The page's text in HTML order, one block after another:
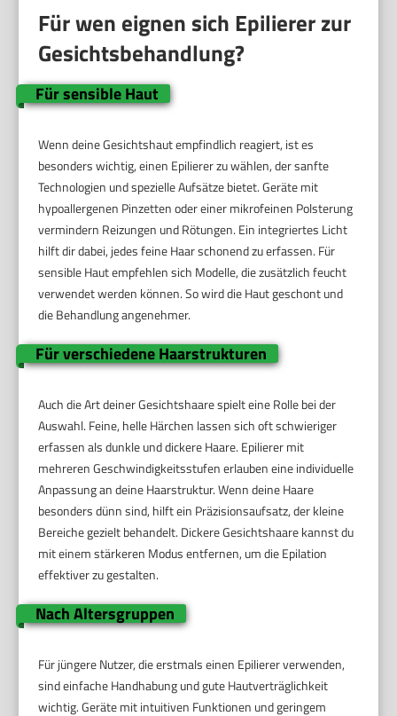
Für wen eignen sich Epilierer zur
Gesichtsbehandlung?
Für sensible Haut
Wenn deine Gesichtshaut empfindlich reagiert, ist es
besonders wichtig, einen Epilierer zu wählen, der sanfte
Technologien und spezielle Aufsätze bietet. Geräte mit
hypoallergenen Pinzetten oder einer mikrofeinen Polsterung
vermindern Reizungen und Rötungen. Ein integriertes Licht
hilft dir dabei, jedes feine Haar schonend zu erfassen. Für
sensible Haut empfehlen sich Modelle, die zusätzlich feucht
verwendet werden können. So wird die Haut geschont und
die Behandlung angenehmer.
Für verschiedene Haarstrukturen
Auch die Art deiner Gesichtshaare spielt eine Rolle bei der
Auswahl. Feine, helle Härchen lassen sich oft schwieriger
erfassen als dunkle und dickere Haare. Epilierer mit
mehreren Geschwindigkeitsstufen erlauben eine individuelle
Anpassung an deine Haarstruktur. Wenn deine Haare
besonders dünn sind, hilft ein Präzisionsaufsatz, der kleine
Bereiche gezielt behandelt. Dickere Gesichtshaare kannst du
mit einem stärkeren Modus entfernen, um die Epilation
effektiver zu gestalten.
Nach Altersgruppen
Für jüngere Nutzer, die erstmals einen Epilierer verwenden,
sind einfache Handhabung und gute Hautverträglichkeit
wichtig. Geräte mit intuitiven Funktionen und geringem